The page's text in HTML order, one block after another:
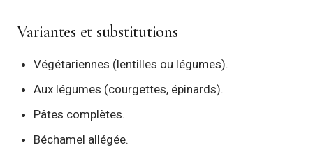
Variantes et substitutions
Végétariennes (lentilles ou légumes).
Aux légumes (courgettes, épinards).
Pâtes complètes.
Béchamel allégée.